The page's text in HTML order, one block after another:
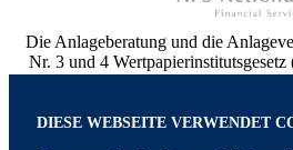
DIESE WEBSEITE VERWENDET
Die Anlageberatung und die
Nr. 3 und 4
Netfonds Financial Service